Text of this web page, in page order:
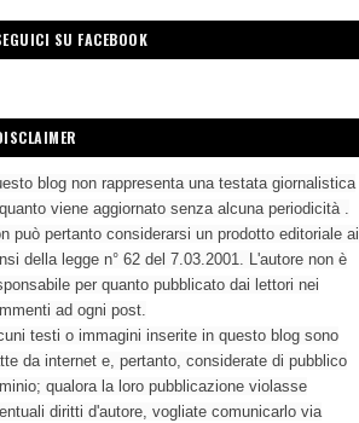
SU FACEBOOK
blog non rappresenta una testata giornalistica
viene aggiornato senza alcuna periodicità .
può pertanto considerarsi un prodotto editoriale ai
della legge n° 62 del 7.03.2001. L'autore non è
per quanto pubblicato dai lettori nei
ad ogni post.
testi o immagini inserite in questo blog sono
da internet e, pertanto, considerate di pubblico
qualora la loro pubblicazione violasse
diritti d'autore, vogliate comunicarlo via